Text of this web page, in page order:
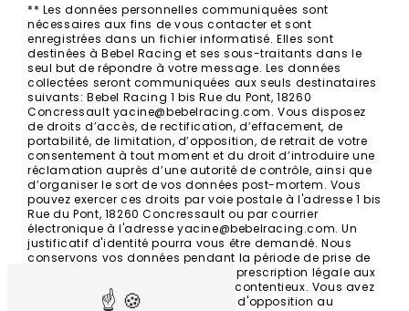
** Les données personnelles communiquées sont
nécessaires aux fins de vous contacter et sont
enregistrées dans un fichier informatisé. Elles sont
destinées à Bebel Racing et ses sous-traitants dans le
seul but de répondre à votre message. Les données
collectées seront communiquées aux seuls destinataires
suivants: Bebel Racing 1 bis Rue du Pont, 18260
Concressault yacine@bebelracing.com. Vous disposez
de droits d’accès, de rectification, d’effacement, de
portabilité, de limitation, d’opposition, de retrait de votre
consentement à tout moment et du droit d’introduire une
réclamation auprès d’une autorité de contrôle, ainsi que
d’organiser le sort de vos données post-mortem. Vous
pouvez exercer ces droits par voie postale à l'adresse 1 bis
Rue du Pont, 18260 Concressault ou par courrier
électronique à l'adresse yacine@bebelracing.com. Un
justificatif d'identité pourra vous être demandé. Nous
conservons vos données pendant la période de prise de
contact puis pendant la durée de prescription légale aux
fins probatoires et de gestion des contentieux. Vous avez
le droit de vous inscrire sur la liste d'opposition au